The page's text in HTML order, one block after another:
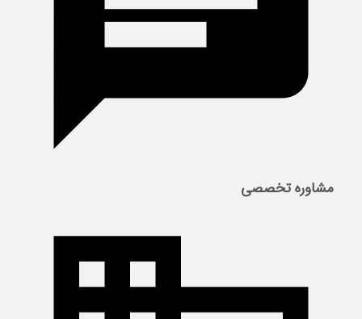
مشاوره تخصصی